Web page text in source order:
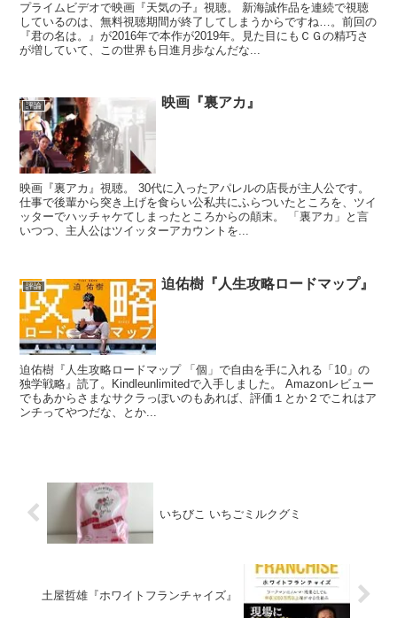
プライムビデオで映画『天気の子』視聴。 新海誠作品を連続で視聴
しているのは、無料視聴期間が終了してしまうからですね…。前回の
『君の名は。』が2016年で本作が2019年。見た目にもＣＧの精巧さ
が増していて、この世界も日進月歩なんだな...
評論 映画『裏アカ』
映画『裏アカ』視聴。 30代に入ったアパレルの店長が主人公です。
仕事で後輩から突き上げを食らい公私共にふらついたところを、ツイ
ッターでハッチャケてしまったところからの顛末。 「裏アカ」と言
いつつ、主人公はツイッターアカウントを...
評論 迫佑樹『人生攻略ロードマップ』
迫佑樹『人生攻略ロードマップ 「個」で自由を手に入れる「10」の
独学戦略』読了。Kindleunlimitedで入手しました。 Amazonレビュー
でもあからさまなサクラっぽいのもあれば、評価１とか２でこれはア
ンチってやつだな、とか...
いちびこ いちごミルクグミ
土屋哲雄『ホワイトフランチャイズ』